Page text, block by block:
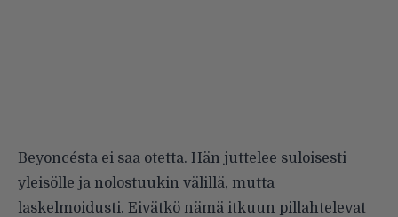
Beyoncésta ei saa otetta. Hän juttelee suloisesti
yleisölle ja nolostuukin välillä, mutta
laskelmoidusti. Eivätkö nämä itkuun pillahtelevat